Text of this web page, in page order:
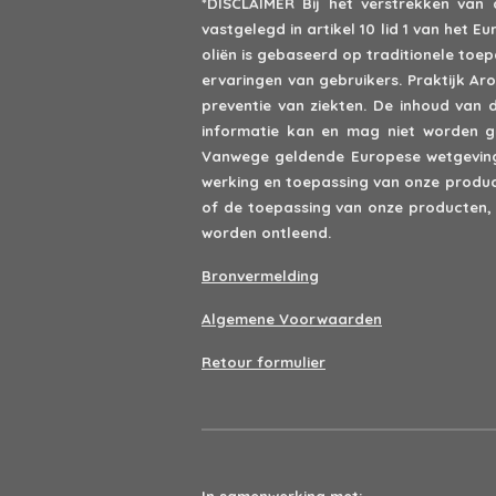
*DISCLAIMER Bij het verstrekken van
vastgelegd in artikel 10 lid 1 van het
oliën is gebaseerd op traditionele
ervaringen van gebruikers. Praktijk
preventie van ziekten. De inhoud
informatie kan en mag niet worden
Vanwege geldende Europese
werking en toepassing van onze
of de toepassing van onze
worden ontleend.
Bronvermelding
Algemene Voorwaarden
Retour formulier